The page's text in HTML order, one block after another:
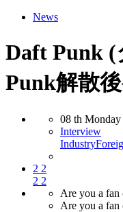
News
Daft Punk (
Punk解散
08 th Monday
Interview
Industry
2 2
2 2
Are you a fan
Are you a fan